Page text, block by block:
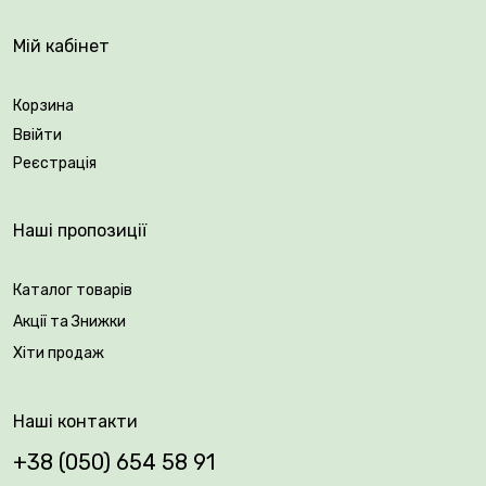
Мій кабінет
Корзина
Ввійти
Реєстрація
Наші пропозиції
Каталог товарів
Акції та Знижки
Хіти продаж
Наші контакти
+38 (050) 654 58 91